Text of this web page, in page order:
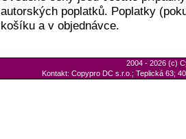
autorských poplatků. Poplatky
košíku a v objednávce.
2004 - 2026 (c)
Kontakt: Copypro DC s.r.o.; Teplická 63;